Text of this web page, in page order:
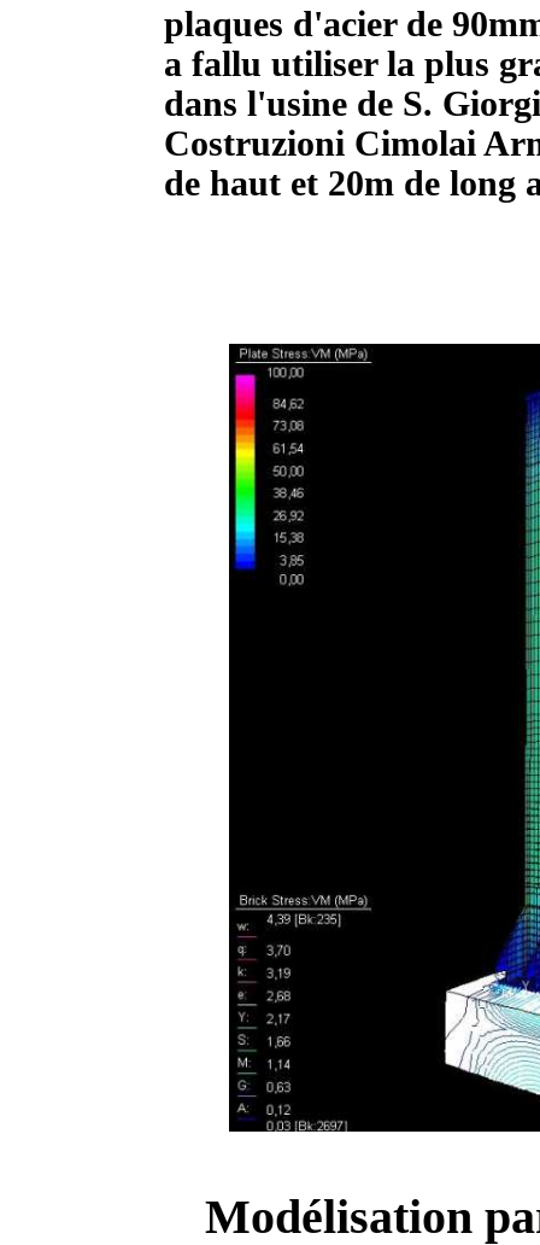
plaques d'acier de
a fallu utiliser la plus
dans l'usine de S.
Costruzioni Cimolai
de haut et 20m de long
Modélisation